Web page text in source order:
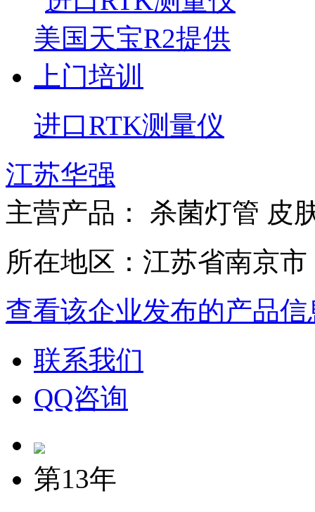
进口RTK测量仪
江苏华强
主营产品： 杀菌灯管 皮
所在地区：江苏省南京市
查看该企业发布的产品信
联系我们
QQ咨询
第13年